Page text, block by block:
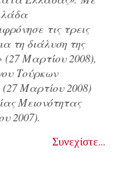
τις τρεις
τη διάλυση της
(27 Μαρτίου 2008),
Τούρκων
Μαρτίου 2008)
Μειονότητας
2007).
Συνεχίστε...